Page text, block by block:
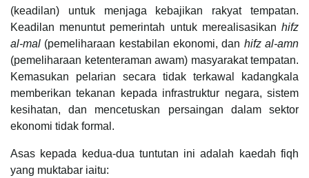
(keadilan) untuk menjaga kebajikan rakyat tempatan.
Keadilan menuntut pemerintah untuk merealisasikan hifz
al-mal (pemeliharaan kestabilan ekonomi, dan hifz al-amn
(pemeliharaan ketenteraman awam) masyarakat tempatan.
Kemasukan pelarian secara tidak terkawal kadangkala
memberikan tekanan kepada infrastruktur negara, sistem
kesihatan, dan mencetuskan persaingan dalam sektor
ekonomi tidak formal.
Asas kepada kedua-dua tuntutan ini adalah kaedah fiqh
yang muktabar iaitu: